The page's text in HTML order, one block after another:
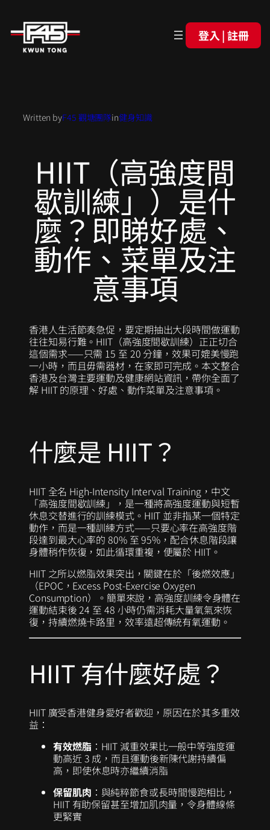
登入 | 註冊
Written byF45 觀塘團隊in健身知識
HIIT（高強度間
歇訓練」）是什
麼？即睇好處、
動作、菜單及注
意事項
香港人生活節奏急促，要定期抽出大段時間做運動
往往知易行難。HIIT（高強度間歇訓練）正正切合
這個需求——只需 15 至 20 分鐘，效果可媲美慢跑
一小時，而且毋需器材，在家即可完成。本文整合
香港及台灣主要運動及健康網站資訊，帶你全面了
解 HIIT 的原理、好處、動作菜單及注意事項。
什麼是 HIIT？
HIIT 全名 High-Intensity Interval Training，中文
「高強度間歇訓練」，是一種將高強度運動與短暫
休息交替進行的訓練模式。HIIT 並非指某一個特定
動作，而是一種訓練方式——只要心率在高強度階
段達到最大心率的 80% 至 95%，配合休息階段讓
身體稍作恢復，如此循環重複，便屬於 HIIT。
HIIT 之所以燃脂效果突出，關鍵在於「後燃效應」
（EPOC，Excess Post-Exercise Oxygen
Consumption）。簡單來說，高強度訓練令身體在
運動結束後 24 至 48 小時仍需消耗大量氧氣來恢
復，持續燃燒卡路里，效率遠超傳統有氧運動。
HIIT 有什麼好處？
HIIT 廣受香港健身愛好者歡迎，原因在於其多重效
益：
有效燃脂：HIIT 減重效果比一般中等強度運
動高近 3 成，而且運動後新陳代謝持續偏
高，即使休息時亦繼續消脂
保留肌肉 ：與純粹節食或長時間慢跑相比，
HIIT 有助保留甚至增加肌肉量，令身體線條
更緊實